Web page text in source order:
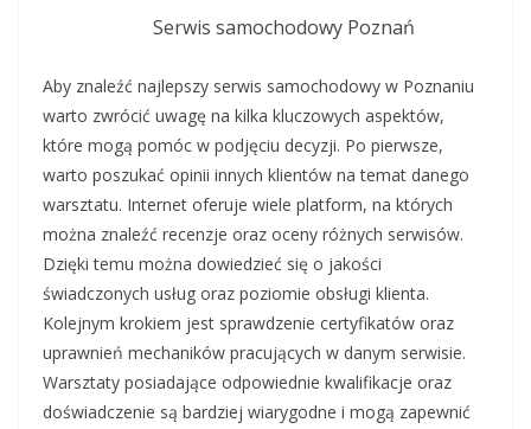
Serwis samochodowy Poznań
Aby znaleźć najlepszy serwis samochodowy w Poznaniu
warto zwrócić uwagę na kilka kluczowych aspektów,
które mogą pomóc w podjęciu decyzji. Po pierwsze,
warto poszukać opinii innych klientów na temat danego
warsztatu. Internet oferuje wiele platform, na których
można znaleźć recenzje oraz oceny różnych serwisów.
Dzięki temu można dowiedzieć się o jakości
świadczonych usług oraz poziomie obsługi klienta.
Kolejnym krokiem jest sprawdzenie certyfikatów oraz
uprawnień mechaników pracujących w danym serwisie.
Warsztaty posiadające odpowiednie kwalifikacje oraz
doświadczenie są bardziej wiarygodne i mogą zapewnić